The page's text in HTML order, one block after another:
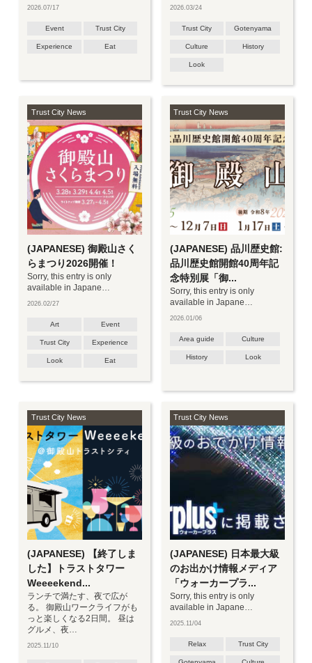
2026.07/17
Event Trust City
Experience Eat
2026.03/24
Trust City Gotenyama
Culture History
Look
Trust City News
(JAPANESE) 御殿山さく
らまつり2026開催！
Sorry, this entry is only
available in Japane…
2026.02/27
Art Event
Trust City Experience
Look Eat
Trust City News
(JAPANESE) 品川歴史館:
品川歴史館開館40周年記
念特別展「御...
Sorry, this entry is only
available in Japane…
2026.01/06
Area guide Culture
History Look
Trust City News
(JAPANESE) 【終了しま
した】トラストタワー
Weeeekend...
ランチで満たす、夜で広が
る。 御殿山ワークライフがも
っと楽しくなる2日間。 昼は
グルメ、夜…
2025.11/10
Trust City News
(JAPANESE) 日本最大級
のお出かけ情報メディア
「ウォーカープラ...
Sorry, this entry is only
available in Japane…
2025.11/04
Relax Trust City